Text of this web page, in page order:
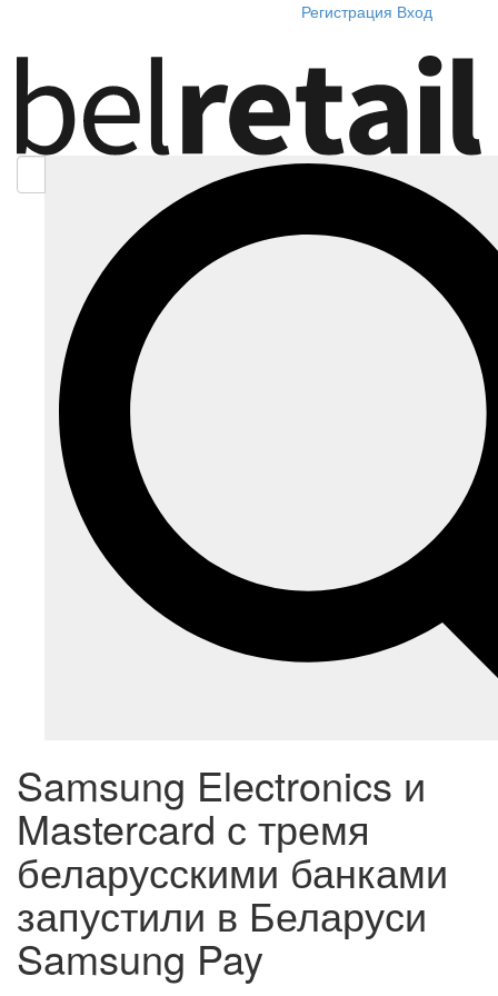
Регистрация Вход
Samsung Electronics и
Mastercard с тремя
беларусскими банками
запустили в Беларуси
Samsung Pay